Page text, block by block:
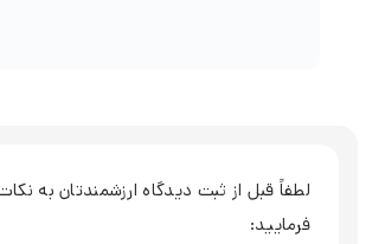
لطفاً قبل از ثبت دیدگاه ارزشمندتان به
فرمایید: